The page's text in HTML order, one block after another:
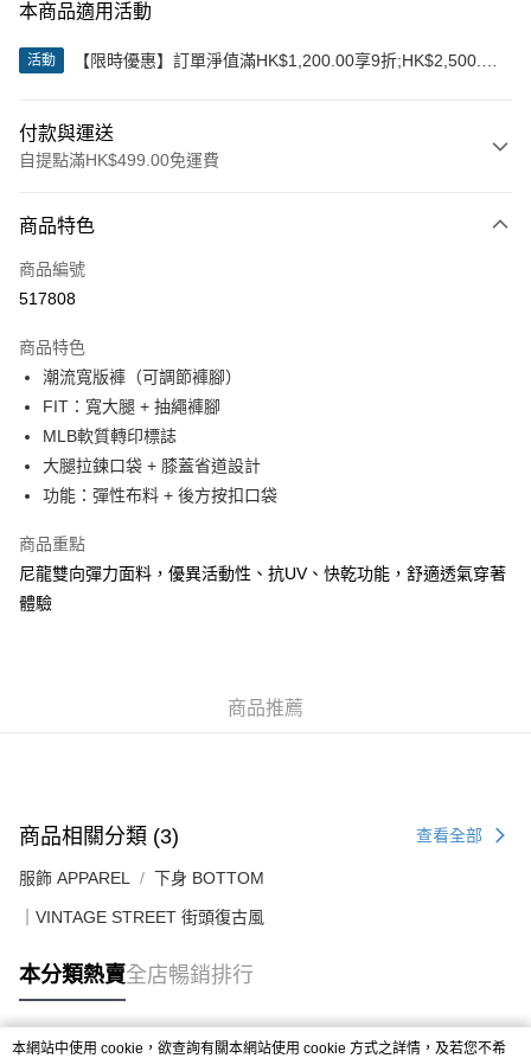
本商品適用活動
活動
【限時優惠】訂單淨值滿HK$1,200.00享9折;HK$2,500.00
付款與運送
自提點滿HK$499.00免運費
信用卡
Apple Pay
AlipayHK
WeChat Pay
送貨方式
每筆HK$50.00，滿HK$499.00或以上免運費
付款後順豐合作便利店
每筆HK$50.00，滿HK$499.00或以上免運費
商品特色
商品編號
517808
商品特色
潮流寬版褲（可調節褲腳）
FIT：寬大腿 + 抽繩褲腳
MLB軟質轉印標誌
大腿拉鍊口袋 + 膝蓋省道設計
功能：彈性布料 + 後方按扣口袋
商品重點
尼龍雙向彈力面料，優異活動性、抗UV、快乾功能，舒適透氣穿著
體驗
商品推薦
商品相關分類 (3) 查看全部
服飾 APPAREL 下身 BOTTOM
｜VINTAGE STREET 街頭復古風
本分類熱賣全店暢銷排行
本網站中使用 cookie，欲查詢有關本網站使用 cookie 方式之詳情，及若您不希